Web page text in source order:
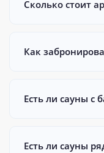
Сколько стоит
Как
Есть ли сауны с
Есть ли сауны